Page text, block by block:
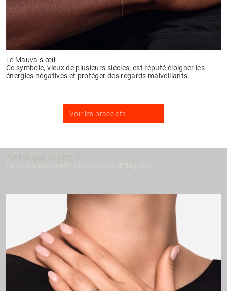
Le Mauvais œil
Ce symbole, vieux de plusieurs siècles, est réputé éloigner les
énergies négatives et protéger des regards malveillants.
Voir les bracelets
Petit soigne les détails.